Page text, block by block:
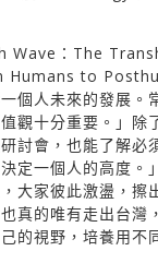
Wave：The
Humans to
個人未來的發展。
觀十分重要。」除
討會，也能了解必
定一個人的高度。
大家彼此激盪，擦
真的唯有走出台灣
的視野，培養用不